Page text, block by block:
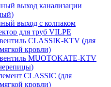
выход канализации
выход с колпаком
для труб VILPE
CLASSIK-KTV (для
кровли)
MUOTOKATE-KTV
CLASSIC (для
кровли)